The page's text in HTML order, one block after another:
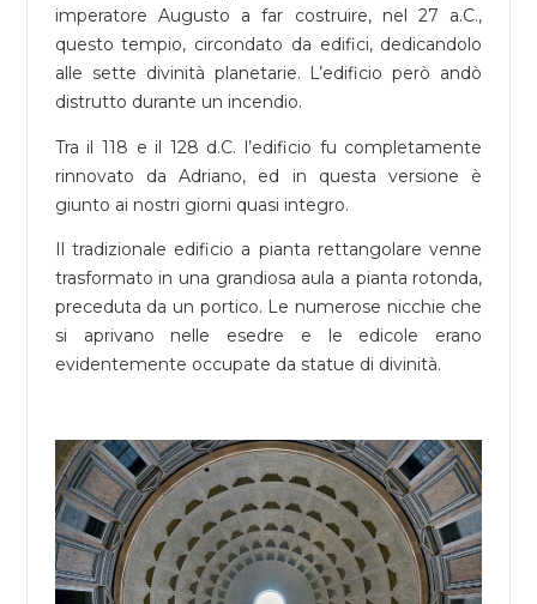
imperatore Augusto a far costruire, nel 27 a.C.,
questo tempio, circondato da edifici, dedicandolo
alle sette divinità planetarie. L’edificio però andò
distrutto durante un incendio.
Tra il 118 e il 128 d.C. l’edificio fu completamente
rinnovato da Adriano, ed in questa versione è
giunto ai nostri giorni quasi integro.
Il tradizionale edificio a pianta rettangolare venne
trasformato in una grandiosa aula a pianta rotonda,
preceduta da un portico. Le numerose nicchie che
si aprivano nelle esedre e le edicole erano
evidentemente occupate da statue di divinità.